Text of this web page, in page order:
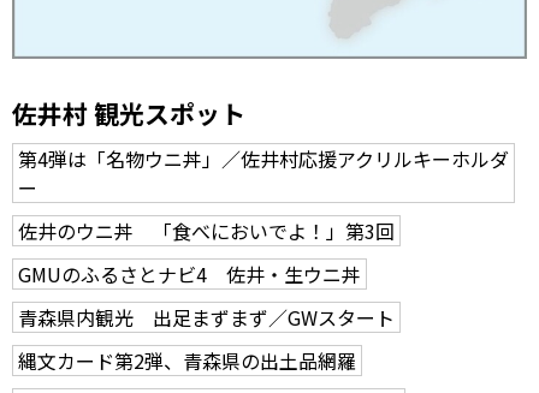
佐井村 観光スポット
第4弾は「名物ウニ丼」／佐井村応援アクリルキーホルダ
ー
佐井のウニ丼 「食べにおいでよ！」第3回
GMUのふるさとナビ4 佐井・生ウニ丼
青森県内観光 出足まずまず／GWスタート
縄文カード第2弾、青森県の出土品網羅